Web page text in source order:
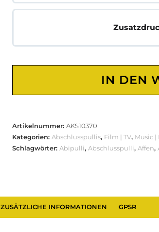
IN DEN
Artikelnummer: AKS10370
Kategorien: Abschlusspullis, Film | TV, Music
Schlagwörter: Abipulli, Abschlusspulli, Affen,
ZUSÄTZLICHE INFORMATIONEN GPSR